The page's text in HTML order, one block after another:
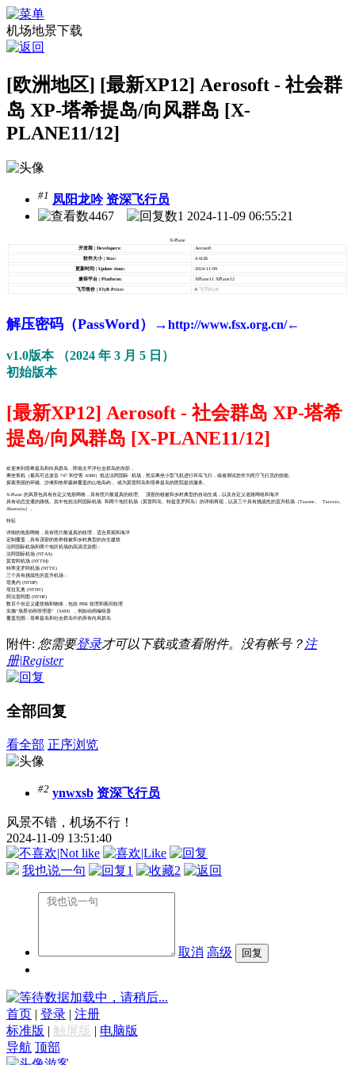
机场地景下载
[欧洲地区] [最新XP12] Aerosoft - 社会群
岛 XP-塔希提岛/向风群岛 [X-
PLANE11/12]
#1 凤阳龙吟 资深飞行员
4467
1 2024-11-09 06:55:21
X-Plane
开发商 | Developers:
Aerosoft
软件大小 | Size: 4.6GB
更新时间 | Update time: 2024-11-09
兼容平台 | Platform: XPlane11 XPlane12
飞币售价 | FlyB Price: 6 飞币|FlyB
解压密码（PassWord）→http://www.fsx.org.cn/←
v1.0版本 （2024 年 3 月 5 日）
初始版本
[最新XP12] Aerosoft - 社会群岛 XP-塔希
提岛/向风群岛 [X-PLANE11/12]
欢迎来到塔希提岛和向风群岛，即南太平洋社会群岛的东部 。
乘坐客机（最高可达波音 747 和空客 A380）抵达法阿国际 机场，然后乘坐小型飞机进行环岛飞行，或者测试您作为医疗飞行员的技能。
探索美丽的环礁、沙滩和热带森林覆盖的山地岛屿， 或为莫雷阿岛和塔希提岛的医院提供服务。
X-Plane 的风景包具有自定义地形网格，具有照片般逼真的纹理、 茂密的植被和乡村典型的自动生成，以及自定义道路网络和海洋
具有动态交通的路线。其中包括法阿国际机场 和两个地区机场（莫雷阿岛、特提亚罗阿岛）的详细再现，以及三个具有挑战性的直升机场（Taaone、 Taravao、
Afareaitu）。
特征
详细的地形网格，具有照片般逼真的纹理，适合景观和海洋
定制覆盖，具有茂密的热带植被和乡村典型的自生建筑
法阿国际机场和两个地区机场的高清渲染图：
法阿国际机场 (NTAA)
莫雷阿机场 (NTTM)
特蒂亚罗阿机场 (NTTE)
三个具有挑战性的直升机场：
塔奥内 (NTHP)
塔拉瓦奥 (NTHV)
阿法雷阿图 (NTHF)
数百个自定义建筑物和物体，包括 PBR 纹理和夜间纹理
实施“场景动画管理器”（SAM），例如动画编组器
覆盖范围：塔希提岛和社会群岛中的所有向风群岛
附件: 您需要登录才可以下载或查看附件。没有帐号？ 注
册|Register
全部回复
看全部 正序浏览
#2 ynwxsb 资深飞行员
风景不错，机场不行！
2024-11-09 13:51:40
我也说一句 1 2
取消 高级
数据加载中，请稍后...
首页 | 登录 | 注册
标准版 | 触屏版 | 电脑版
导航 顶部